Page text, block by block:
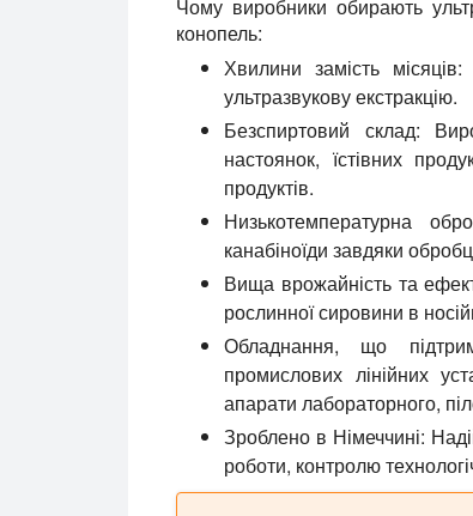
Чому виробники обирають
конопель:
Хвилини замість місяців:
ультразвукову екстракцію.
Безспиртовий склад:
настоянок, їстівних
продуктів.
Низькотемпературна
канабіноїди завдяки
Вища врожайність та
рослинної сировини в
Обладнання, що
промислових лінійних
апарати лабораторного,
Зроблено в Німеччині:
роботи, контролю